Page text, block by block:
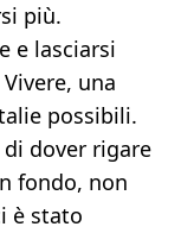
più.
e lasciarsi
una
possibili.
dover rigare
fondo, non
è stato